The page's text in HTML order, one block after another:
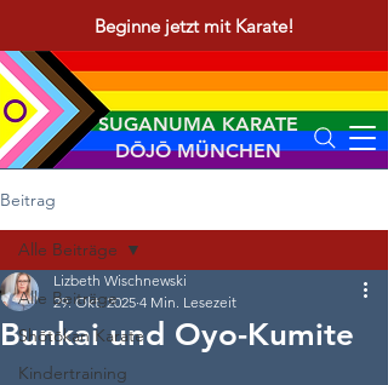
Beginne jetzt mit Karate!
SUGANUMA KARATE
DŌJŌ MÜNCHEN
Beitrag
Alle Beiträge
Shōtōkan Karate
Kindertraining
Alle Beiträge
Bunkai und Oyo-Kumite
Lizbeth Wischnewski
29. Okt. 2025 4 Min. Lesezeit